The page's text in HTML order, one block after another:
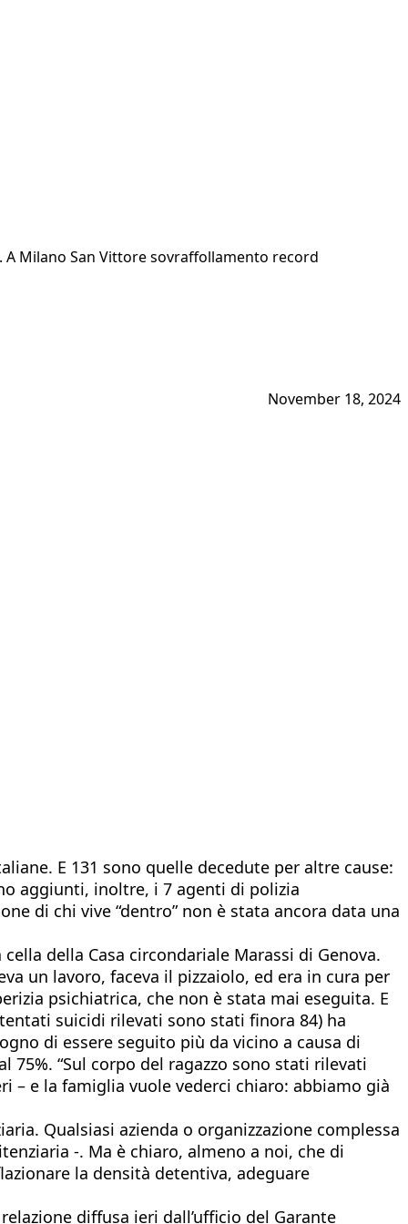
Milano San Vittore sovraffollamento record
November 18, 2024
E 131 sono quelle decedute per altre cause:
aggiunti, inoltre, i 7 agenti di polizia
di chi vive “dentro” non è stata ancora data una
della Casa circondariale Marassi di Genova.
un lavoro, faceva il pizzaiolo, ed era in cura per
psichiatrica, che non è stata mai eseguita. E
suicidi rilevati sono stati finora 84) ha
di essere seguito più da vicino a causa di
“Sul corpo del ragazzo sono stati rilevati
– e la famiglia vuole vederci chiaro: abbiamo già
Qualsiasi azienda o organizzazione complessa
-. Ma è chiaro, almeno a noi, che di
la densità detentiva, adeguare
diffusa ieri dall’ufficio del Garante